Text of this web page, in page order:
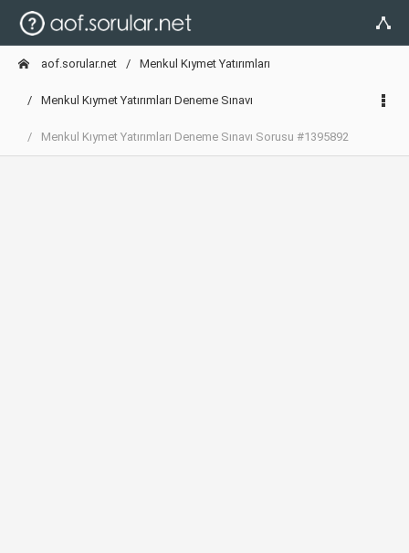
aof.sorular.net Menkul Kıymet Yatırımları
Menkul Kıymet Yatırımları Deneme Sınavı
Menkul Kıymet Yatırımları Deneme Sınavı Sorusu #1395892